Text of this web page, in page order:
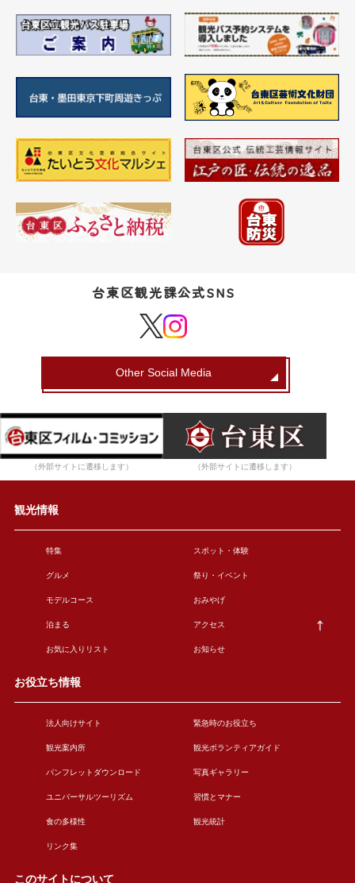
台東区観光課公式SNS
Other Social Media
（外部サイトに遷移します） （外部サイトに遷移します）
観光情報
特集 スポット・体験
グルメ 祭り・イベント
モデルコース おみやげ
泊まる アクセス
お気に入りリスト お知らせ
お役立ち情報
法人向けサイト 緊急時のお役立ち
観光案内所 観光ボランティアガイド
パンフレットダウンロード 写真ギャラリー
ユニバーサルツーリズム 習慣とマナー
食の多様性 観光統計
リンク集
このサイトについて